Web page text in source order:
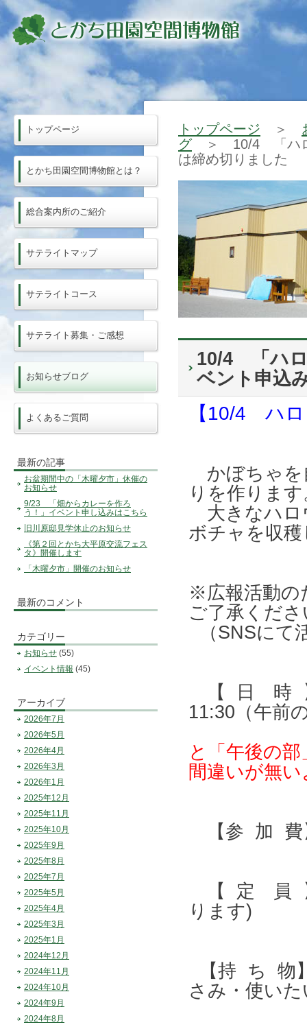
トップページ ＞
グ＞ 10/4 「ハロ
は締め切りました
10/4 「ハロ
ベント申込
【10/4 ハ
かぼちゃを
りを作ります
大きなハロ
ボチャを収
※広報活動の
ご了承くださ
（SNSにて
【 日 時
11:30（午前
と「午後の
間違いが無
【参 加 費
【 定 員
ります)
【持 ち 物
さみ・使い
トップページ
とかち田園空間博物館とは？
総合案内所のご紹介
サテライトマップ
サテライトコース
サテライト募集・ご感想
お知らせブログ
よくあるご質問
最新の記事
お盆期間中の「木曜夕市」休催の
お知らせ
9/23 「畑からカレーを作ろ
う！」イベント申し込みはこちら
旧川原邸見学休止のお知らせ
《第２回とかち大平原交流フェス
タ》開催します
「木曜夕市」開催のお知らせ
最新のコメント
カテゴリー
お知らせ (55)
イベント情報 (45)
アーカイブ
2026年7月
2026年5月
2026年4月
2026年3月
2026年1月
2025年12月
2025年11月
2025年10月
2025年9月
2025年8月
2025年7月
2025年5月
2025年4月
2025年3月
2025年1月
2024年12月
2024年11月
2024年10月
2024年9月
2024年8月